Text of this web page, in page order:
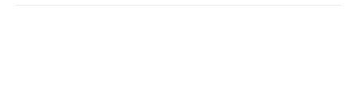
Москва
Центр "Фобос" Погода